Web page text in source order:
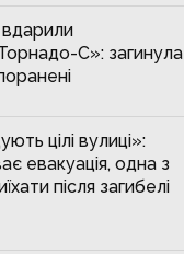
вдарили
С»: загинула
цілі вулиці»:
евакуація, одна з
після загибелі